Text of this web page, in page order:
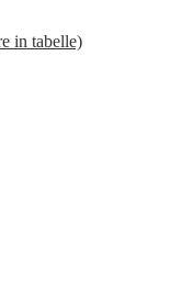
in tabelle)